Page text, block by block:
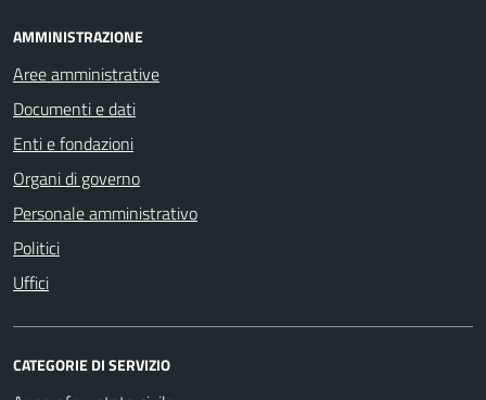
AMMINISTRAZIONE
Aree amministrative
Documenti e dati
Enti e fondazioni
Organi di governo
Personale amministrativo
Politici
Uffici
CATEGORIE DI SERVIZIO